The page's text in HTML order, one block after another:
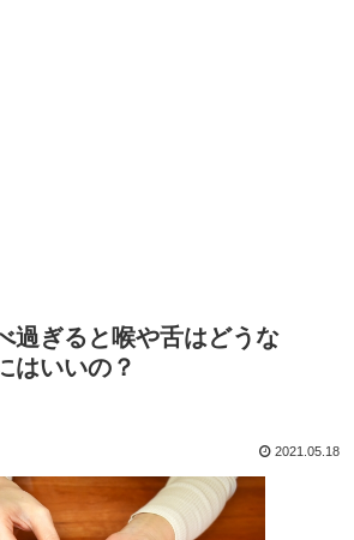
過ぎると喉や舌はどうな
はいいの？
2021.05.18